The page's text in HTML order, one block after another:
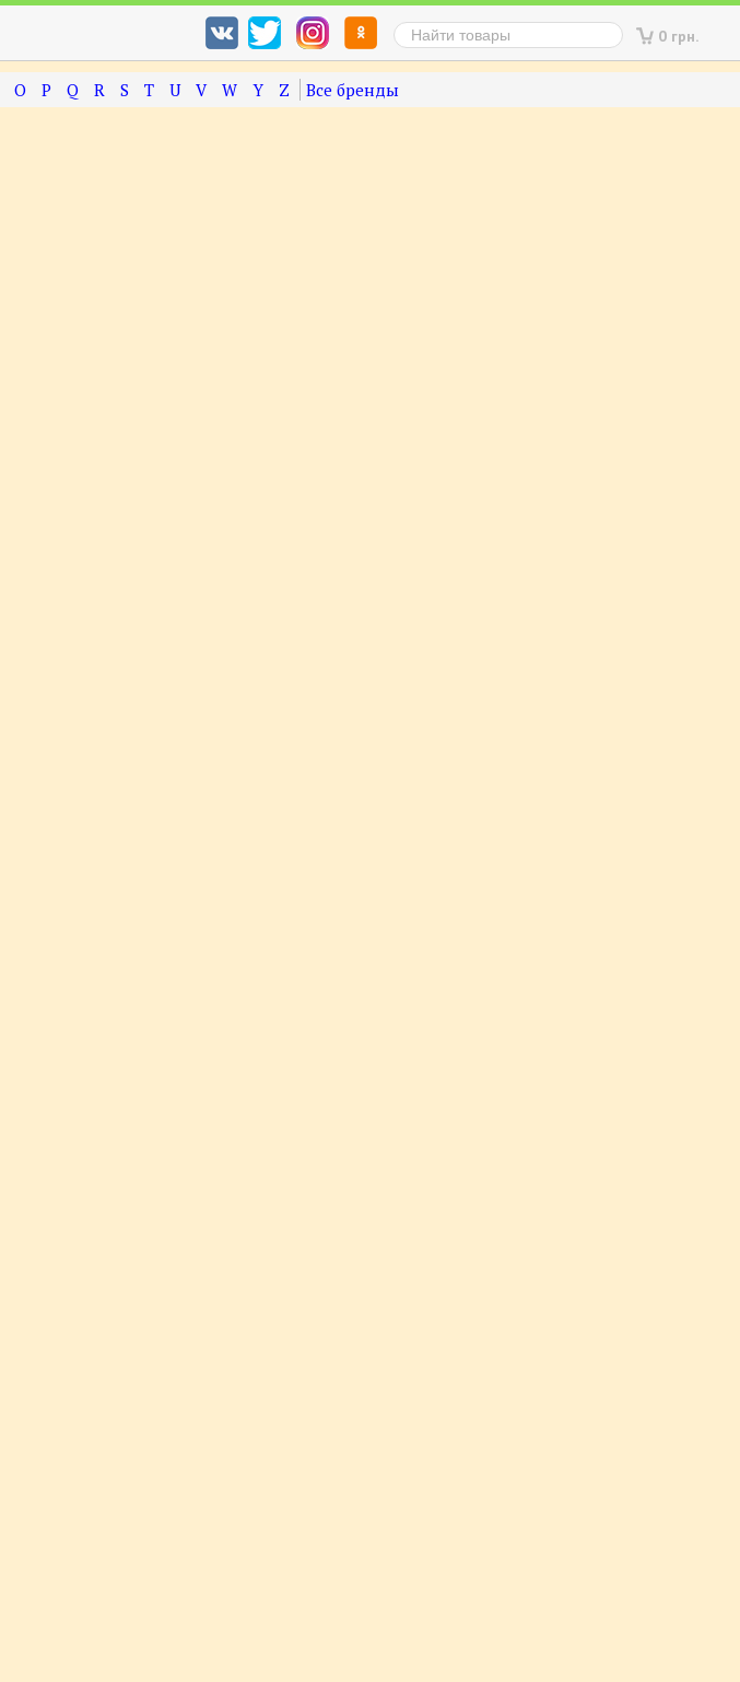
0 грн.
O P Q R S T U V W Y Z